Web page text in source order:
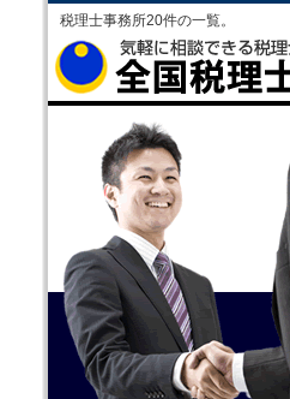
税理士事務所20件の一覧。